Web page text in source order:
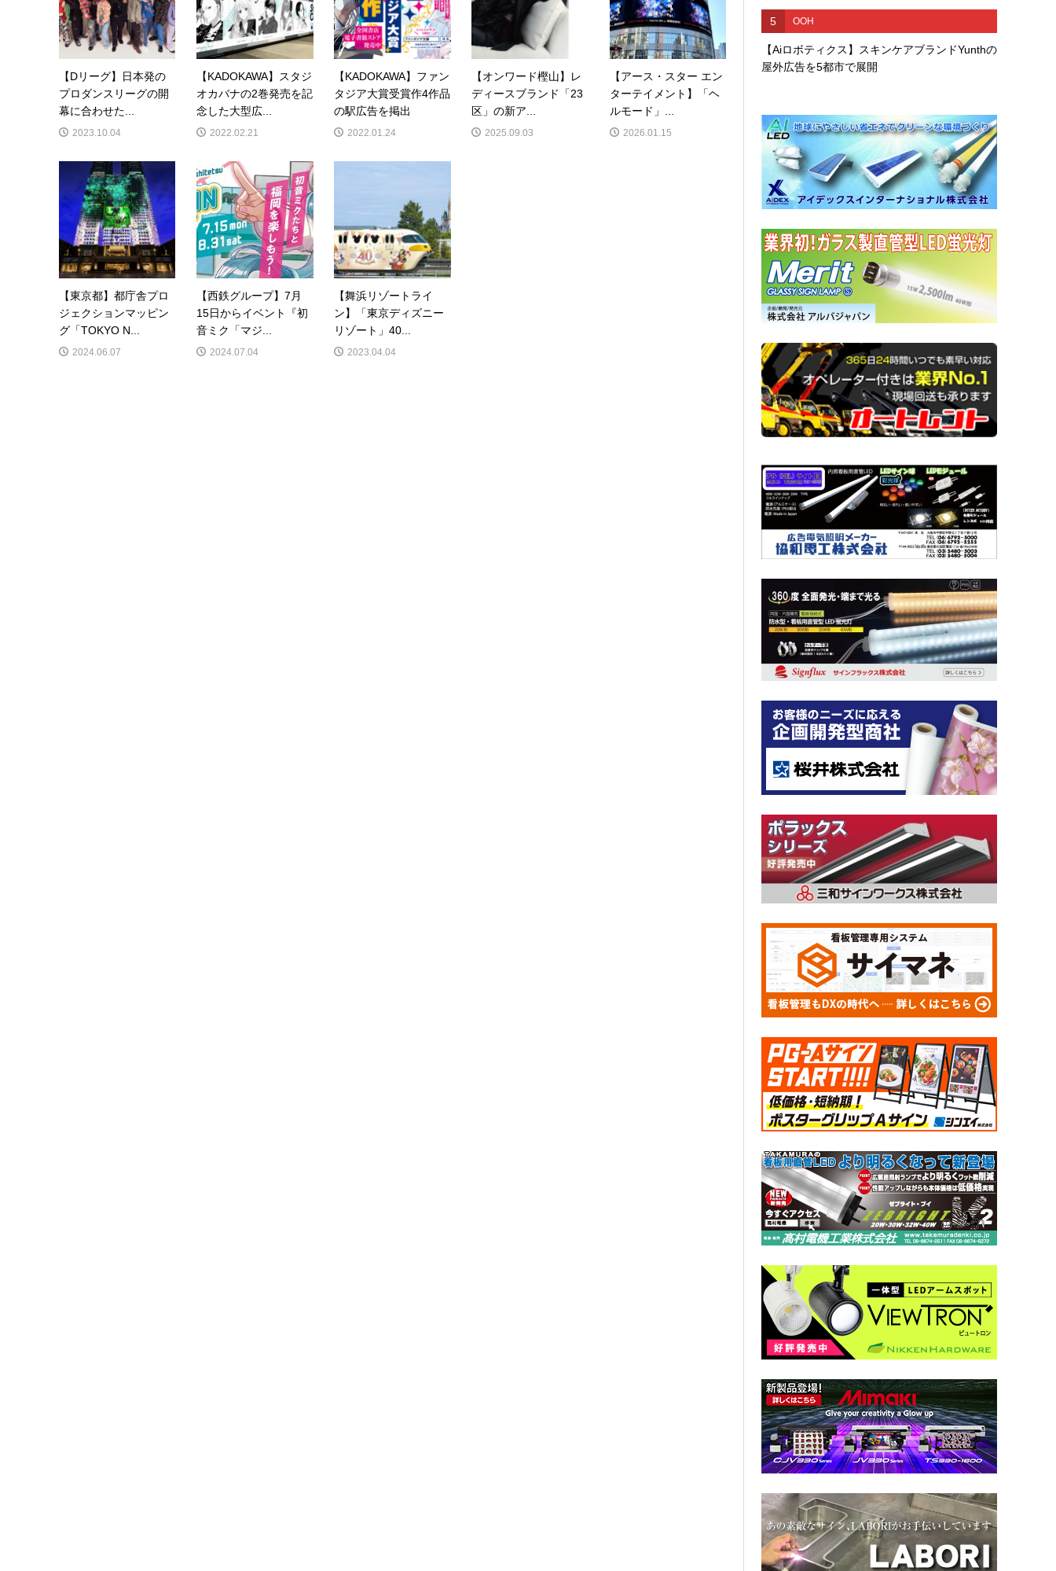
【Dリーグ】日本発の
プロダンスリーグの開
幕に合わせた...
2023.10.04
【KADOKAWA】スタジ
オカバナの2巻発売を記
念した大型広...
2022.02.21
【KADOKAWA】ファン
タジア大賞受賞作4作品
の駅広告を掲出
2022.01.24
【オンワード樫山】レ
ディースブランド「23
区」の新ア...
2025.09.03
【アース・スター エン
ターテイメント】「ヘ
ルモード」...
2026.01.15
【東京都】都庁舎プロ
ジェクションマッピン
グ「TOKYO N...
2024.06.07
【西鉄グループ】7月
15日からイベント『初
音ミク「マジ...
2024.07.04
【舞浜リゾートライ
ン】「東京ディズニー
リゾート」40...
2023.04.04
5 OOH
【Aiロボティクス】スキンケアブランドYunthの
屋外広告を5都市で展開